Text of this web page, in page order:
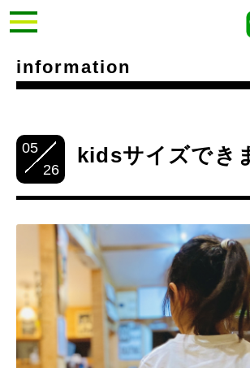
information
05
26
kidsサイズでき